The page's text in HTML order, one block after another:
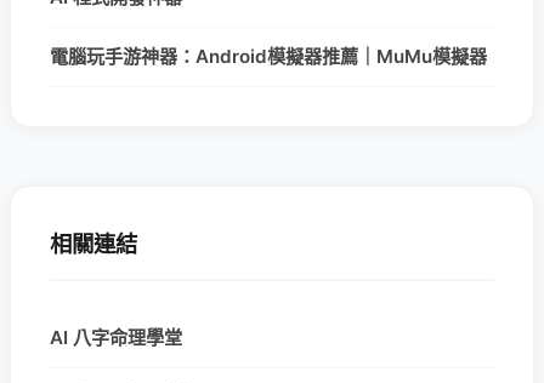
電腦玩手游神器：Android模擬器推薦｜MuMu模擬器
相關連結
AI 八字命理學堂